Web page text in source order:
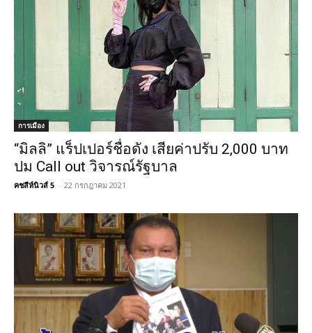
การเมือง
“มิลลิ” แร็ปเปอร์ชื่อดัง เสียค่าปรับ 2,000 บาท
ปม Call out วิจารณ์รัฐบาล
คชสีห์นิวส์ 5 - 22 กรกฎาคม 2021